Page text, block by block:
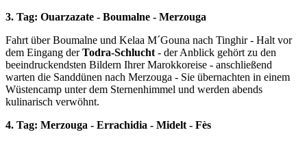
3. Tag: Ouarzazate - Boumalne - Merzouga
Fahrt über Boumalne und Kelaa M´Gouna nach Tinghir - Halt vor
dem Eingang derTodra-Schlucht - der Anblick gehört zu den
beeindruckendsten Bildern Ihrer Marokkoreise - anschließend
warten die Sanddünen nach Merzouga - Sie übernachten in einem
Wüstencamp unter dem Sternenhimmel und werden abends
kulinarisch verwöhnt.
4. Tag: Merzouga - Errachidia - Midelt - Fès